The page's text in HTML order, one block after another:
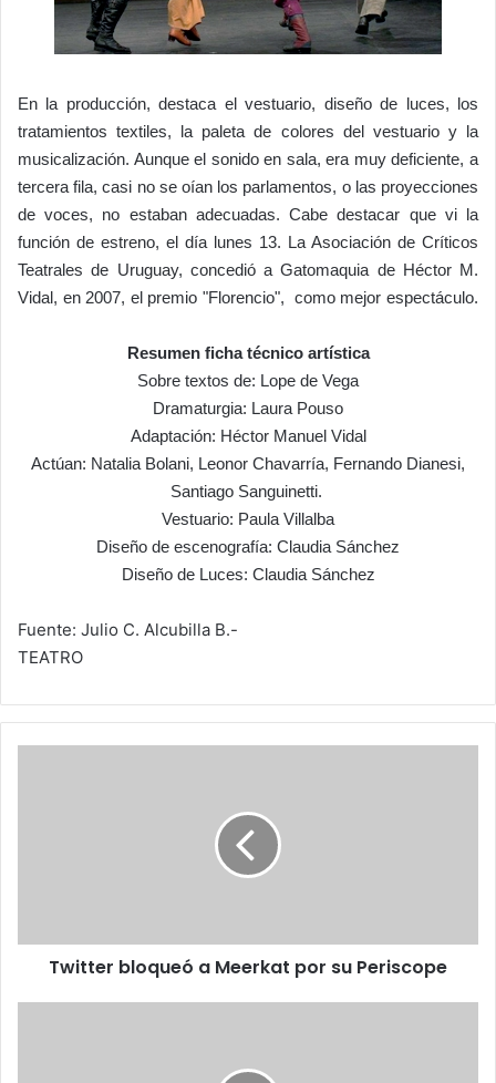
En la producción, destaca el vestuario, diseño de luces, los
tratamientos textiles, la paleta de colores del vestuario y la
musicalización. Aunque el sonido en sala, era muy deficiente, a
tercera fila, casi no se oían los parlamentos, o las proyecciones
de voces, no estaban adecuadas. Cabe destacar que vi la
función de estreno, el día lunes 13. La Asociación de Críticos
Teatrales de Uruguay, concedió a Gatomaquia de Héctor M.
Vidal, en 2007, el premio "Florencio", como mejor espectáculo.
Resumen ficha técnico artística
Sobre textos de: Lope de Vega
Dramaturgia: Laura Pouso
Adaptación: Héctor Manuel Vidal
Actúan: Natalia Bolani, Leonor Chavarría, Fernando Dianesi,
Santiago Sanguinetti.
Vestuario: Paula Villalba
Diseño de escenografía: Claudia Sánchez
Diseño de Luces: Claudia Sánchez
Fuente: Julio C. Alcubilla B.-
TEATRO
Twitter bloqueó a Meerkat por su Periscope